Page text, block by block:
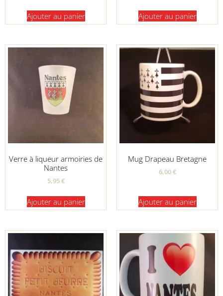
Ajouter au panier Ajouter au panier
Verre à liqueur armoiries de
Nantes
5,95€
Ajouter au panier
Mug Drapeau Bretagne
6,00€
Ajouter au panier